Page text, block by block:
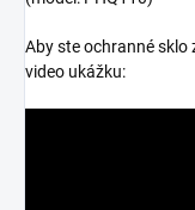
Aby ste ochranné sklo
video ukážku: